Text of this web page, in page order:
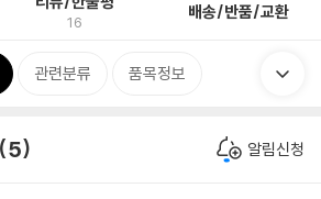
16 배송/반품/교환
관련분류 품목정보
5 알림신청